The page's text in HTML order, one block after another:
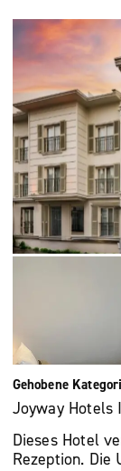
Gehobene
Joyway Hotels
Dieses Hotel
Rezeption. Die